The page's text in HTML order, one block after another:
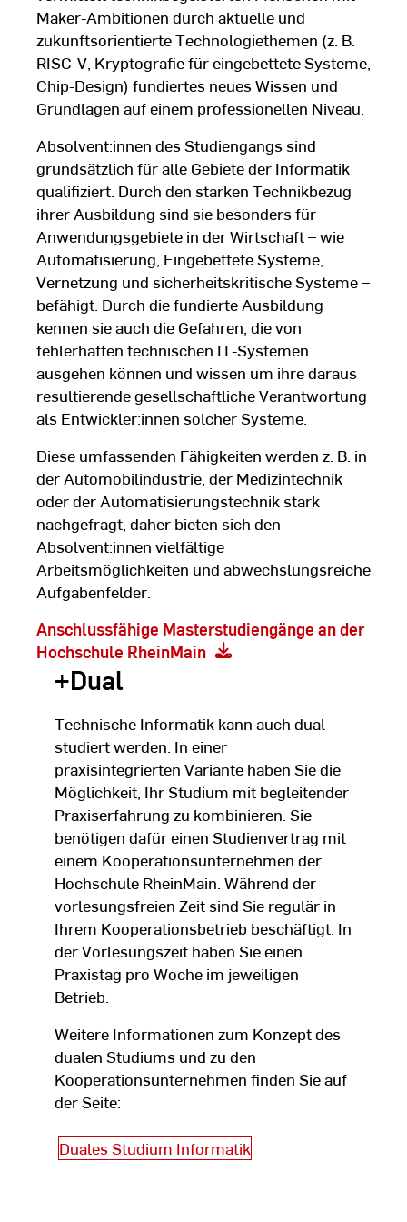
Maker-Ambitionen durch aktuelle und
zukunftsorientierte Technologiethemen (z. B.
RISC-V, Kryptografie für eingebettete Systeme,
Chip-Design) fundiertes neues Wissen und
Grundlagen auf einem professionellen Niveau.
Absolvent:innen des Studiengangs sind
grundsätzlich für alle Gebiete der Informatik
qualifiziert. Durch den starken Technikbezug
ihrer Ausbildung sind sie besonders für
Anwendungsgebiete in der Wirtschaft – wie
Automatisierung, Eingebettete Systeme,
Vernetzung und sicherheitskritische Systeme –
befähigt. Durch die fundierte Ausbildung
kennen sie auch die Gefahren, die von
fehlerhaften technischen IT-Systemen
ausgehen können und wissen um ihre daraus
resultierende gesellschaftliche Verantwortung
als Entwickler:innen solcher Systeme.
Diese umfassenden Fähigkeiten werden z. B. in
der Automobilindustrie, der Medizintechnik
oder der Automatisierungstechnik stark
nachgefragt, daher bieten sich den
Absolvent:innen vielfältige
Arbeitsmöglichkeiten und abwechslungsreiche
Aufgabenfelder.
Anschlussfähige Masterstudiengänge an der
Hochschule RheinMain
+Dual
Technische Informatik kann auch dual
studiert werden. In einer
praxisintegrierten Variante haben Sie die
Möglichkeit, Ihr Studium mit begleitender
Praxiserfahrung zu kombinieren. Sie
benötigen dafür einen Studienvertrag mit
einem Kooperationsunternehmen der
Hochschule RheinMain. Während der
vorlesungsfreien Zeit sind Sie regulär in
Ihrem Kooperationsbetrieb beschäftigt. In
der Vorlesungszeit haben Sie einen
Praxistag pro Woche im jeweiligen
Betrieb.
Weitere Informationen zum Konzept des
dualen Studiums und zu den
Kooperationsunternehmen finden Sie auf
der Seite:
Duales Studium Informatik